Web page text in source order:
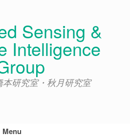
Sensing &
Intelligence
研究室・秋月研究室
Menu